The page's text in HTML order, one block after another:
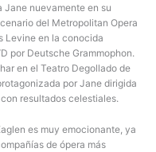
Jane nuevamente en su
del Metropolitan Opera
Levine en la conocida
por Deutsche Grammophon.
en el Teatro Degollado de
por Jane dirigida
resultados celestiales.
es muy emocionante, ya
de ópera más